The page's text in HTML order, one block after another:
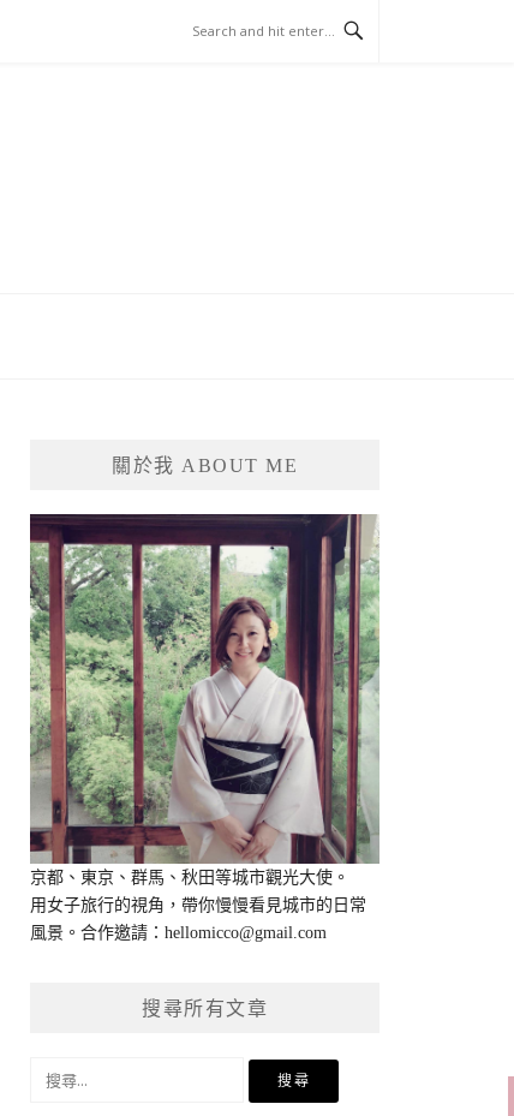
關於我 ABOUT ME
京都、東京、群馬、秋田等城市觀光大使。
用女子旅行的視角，帶你慢慢看見城市的日常
風景。合作邀請：hellomicco@gmail.com
搜尋所有文章